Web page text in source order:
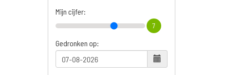
Mijn cijfer:
7
Gedronken op: